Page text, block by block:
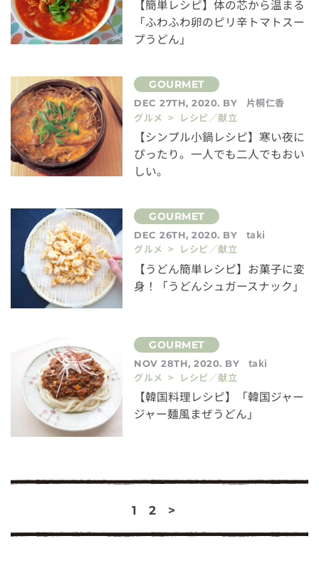
【簡単レシピ】体の芯から温まる
「ふわふわ卵のピリ辛トマトスー
プうどん」
DEC 27TH, 2020. BY
片桐仁香
グルメ > レシピ／献立
【シンプル小鍋レシピ】寒い夜に
ぴったり。一人でも二人でもおい
しい。
DEC 26TH, 2020. BY
taki
グルメ > レシピ／献立
【うどん簡単レシピ】お菓子に変
身！「うどんシュガースナック」
NOV 28TH, 2020. BY
taki
グルメ > レシピ／献立
【韓国料理レシピ】「韓国ジャー
ジャー麺風まぜうどん」
1 2 >